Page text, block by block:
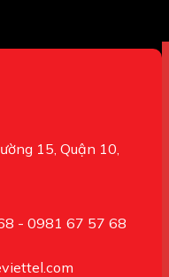
15, Quận 10,
- 0981 67 57 68